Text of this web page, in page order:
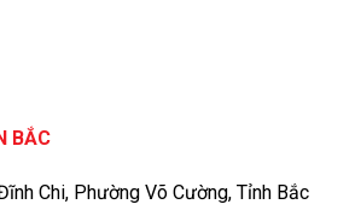
BẮC
Chi, Phường Võ Cường, Tỉnh Bắc